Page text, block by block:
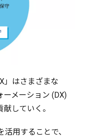
」はさまざまな
ーメーション (DX)
献 していく。
活用することで、